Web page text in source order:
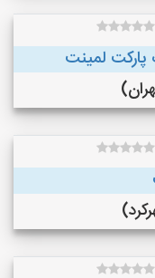
پارکت لمینت